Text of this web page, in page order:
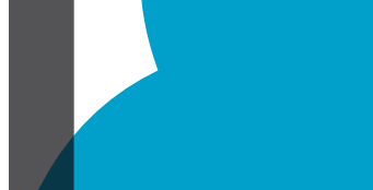
Warunki korzystania z usługi
Polityka plików cookie
Ustawienia plików cookie
Biała księga bezpieczeństwa i prywatności